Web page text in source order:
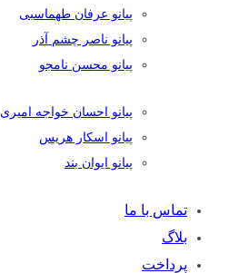
پیانو عرفان طهماسبی
پیانو ناصر چشم آذر
پیانو محسن نامجو
پیانو احسان خواجه امیری
پیانو اسکار هریس
پیانو ایوان بند
تماس با ما
بلاگ
پرداخت